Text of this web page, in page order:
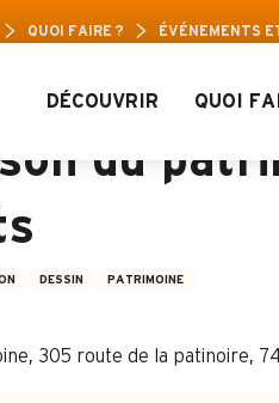
Pass Loisirs
DÉCOUVRIR QUOI
QUOI FAIRE ? ÉVÉNEMENTS
29 août > 20 septembre / ...
du
DESSIN PATRIMOINE
305 route de la patinoire,